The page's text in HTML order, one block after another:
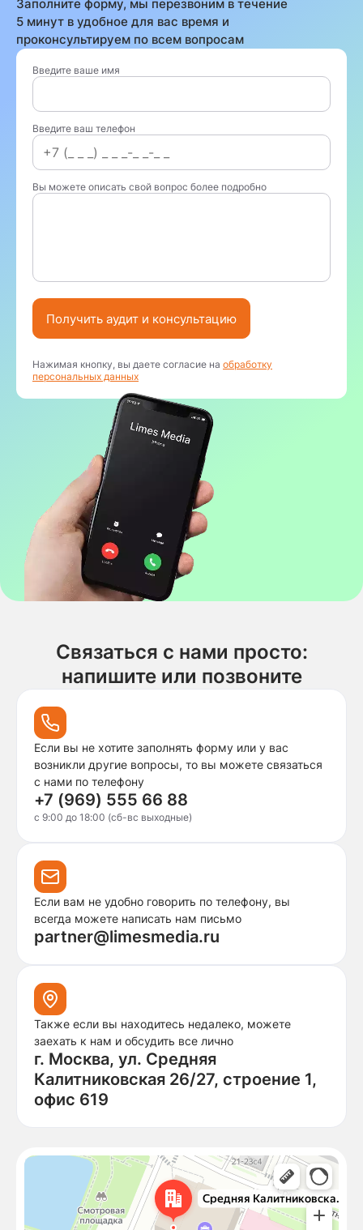
Заполните форму, мы перезвоним в течение
5 минут в удобное для вас время и
проконсультируем по всем вопросам
Введите ваше имя
Введите ваш телефон
Вы можете описать свой вопрос более подробно
Получить аудит и консультацию
Нажимая кнопку, вы даете согласие на обработку
персональных данных
Связаться с нами просто:
напишите или позвоните
Если вы не хотите заполнять форму или у вас
возникли другие вопросы, то вы можете связаться
с нами по телефону
+7 (969) 555 66 88
c 9:00 до 18:00 (сб-вс выходные)
Если вам не удобно говорить по телефону, вы
всегда можете написать нам письмо
partner@limesmedia.ru
Также если вы находитесь недалеко, можете
заехать к нам и обсудить все лично
г. Москва, ул. Средняя
Калитниковская 26/27, строение 1,
офис 619
Москва
Средняя Калитниковская улица, 26/27с1 — Яндекс Карты